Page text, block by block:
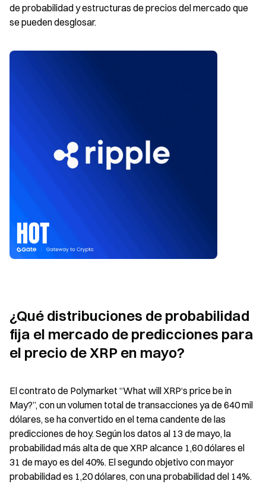
de probabilidad y estructuras de precios del mercado que
se pueden desglosar.
¿Qué distribuciones de probabilidad
fija el mercado de predicciones para
el precio de XRP en mayo?
El contrato de Polymarket “What will XRP‘s price be in
May?”, con un volumen total de transacciones ya de 640 mil
dólares, se ha convertido en el tema candente de las
predicciones de hoy. Según los datos al 13 de mayo, la
probabilidad más alta de que XRP alcance 1,60 dólares el
31 de mayo es del 40%. El segundo objetivo con mayor
probabilidad es 1,20 dólares, con una probabilidad del 14%.